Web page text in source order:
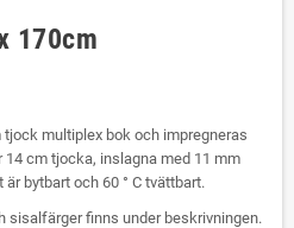
170cm
multiplex bok och impregneras
14 cm tjocka, inslagna med 11 mm
är bytbart och 60 ° C tvättbart.
sisalfärger finns under beskrivningen.